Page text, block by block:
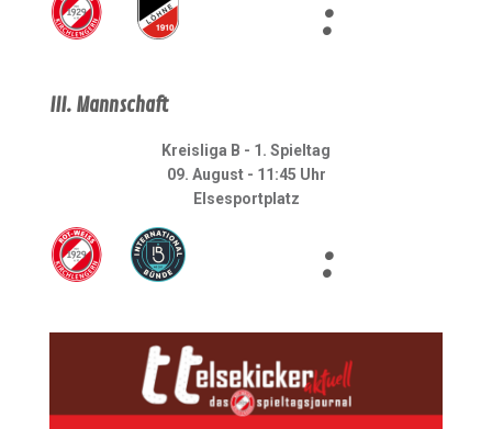
:
III. Mannschaft
Kreisliga B - 1. Spieltag
09. August - 11:45 Uhr
Elsesportplatz
: